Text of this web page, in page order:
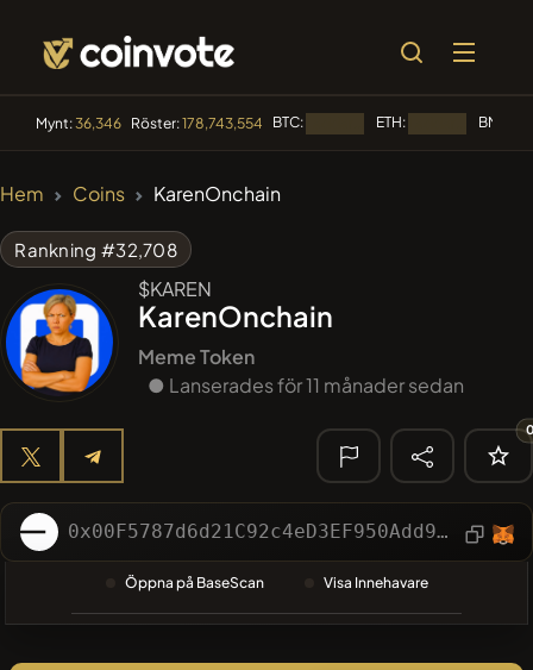
Mynt:36,346 Röster:178,743,554 BTC: ETH: BNB:
#84
ATH
#608
SÖKNING
❌Inga
nyliga mynt
Hem Coins KarenOnchain
Rankning #32,708
$KAREN
KarenOnchain
Meme Token
● Lanserades för 11 månader sedan
0x00F5787d6d21C92c4eD3EF950Add920004143B07
Öppna på BaseScan Visa Innehavare